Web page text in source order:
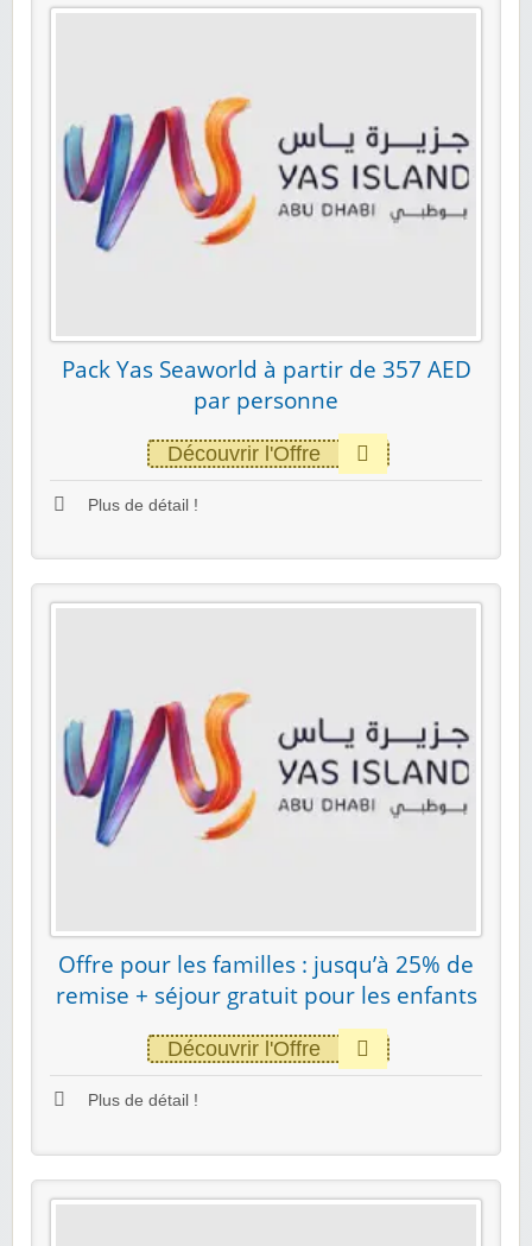
Pack Yas Seaworld à partir de 357 AED
par personne
Découvrir l'Offre
Plus de détail !
Offre pour les familles : jusqu’à 25% de
remise + séjour gratuit pour les enfants
Découvrir l'Offre
Plus de détail !